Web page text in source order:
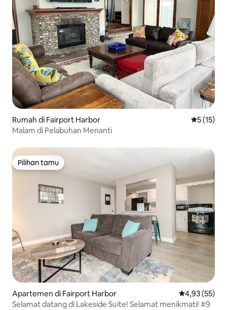
Rumah di Fairport Harbor Nilai rata-
5 (15)
Malam di Pelabuhan Menanti
Pilihan tamu
Pilihan tamu
Apartemen di Fairport Harbor Nilai rata-rata
4,93 (55)
Selamat datang di Lakeside Suite! Selamat menikmati! #9